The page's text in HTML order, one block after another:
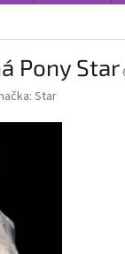
Pony Star
Star